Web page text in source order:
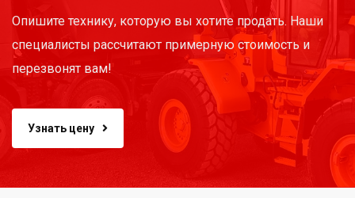
Опишите технику, которую вы хотите продать. Наши
специалисты рассчитают примерную стоимость и
перезвонят вам!
Узнать цену